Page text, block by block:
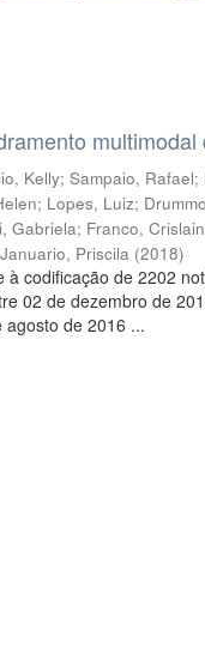
Kelly;Sampaio, Rafael;
; Lopes, Luiz;
Gabriela; Franco,
Januario, Priscila (2018)
à codificação de 2202
02 de dezembro de
de 2016 ...